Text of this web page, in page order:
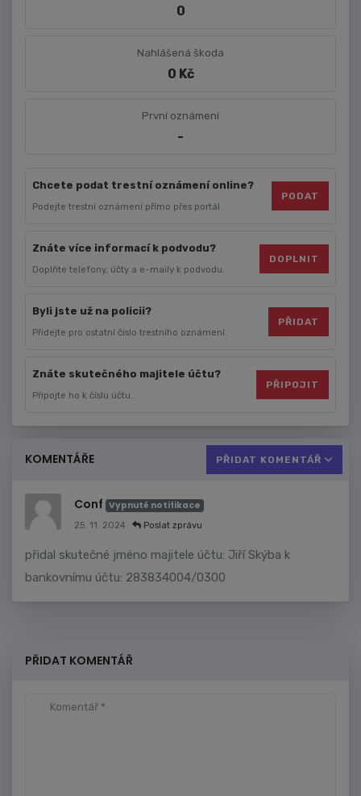
0
Nahlášená škoda
0 Kč
První oznámení
-
Chcete podat trestní oznámení online?
Podejte trestní oznámení přímo přes portál.
PODAT
Znáte více informací k podvodu?
Doplňte telefony, účty a e-maily k podvodu.
DOPLNIT
Byli jste už na policii?
Přidejte pro ostatní číslo trestního oznámení.
PŘIDAT
Znáte skutečného majitele účtu?
Připojte ho k číslu účtu.
PŘIPOJIT
KOMENTÁŘE PŘIDAT KOMENTÁŘ
Conf Vypnuté notifikace
25. 11. 2024 Poslat zprávu
přidal skutečné jméno majitele účtu: Jiří Skýba k
bankovnímu účtu: 283834004/0300
PŘIDAT KOMENTÁŘ